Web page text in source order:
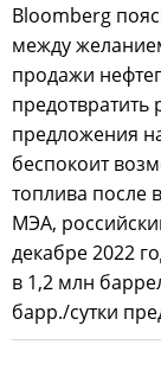
Bloomberg
между
продажи
предотвратить
предложения
беспокоит
топлива после
МЭА,
декабре 2022
в 1,2 млн
барр./сутки